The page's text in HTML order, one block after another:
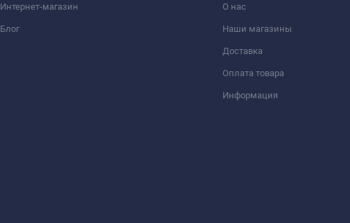
Интернет-магазин
Блог
О нас
Наши магазины
Доставка
Оплата товара
Информация